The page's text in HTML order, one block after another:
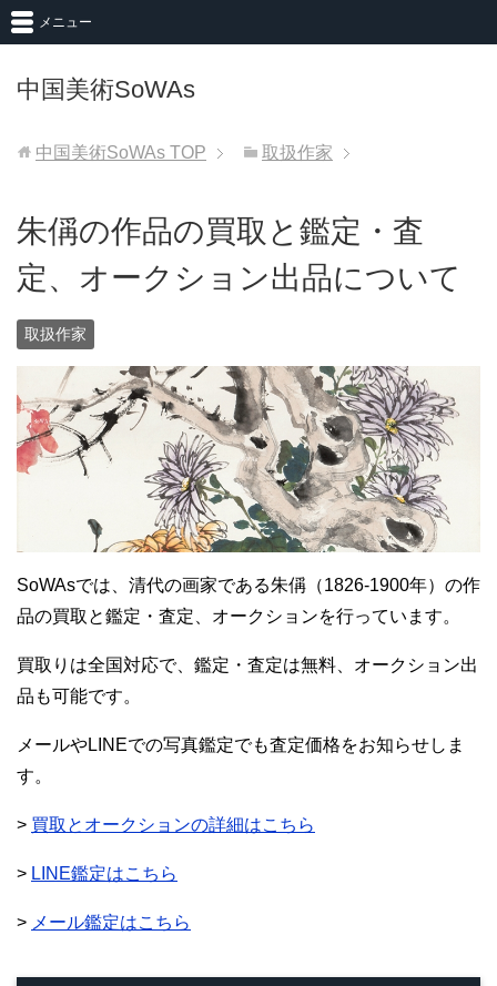
中国美術SoWAs
メニュー
中国美術SoWAs TOP 取扱作家
朱偁の作品の買取と鑑定・査
定、オークション出品について
取扱作家
SoWAsでは、清代の画家である朱偁（1826-1900年）の作
品の買取と鑑定・査定、オークションを行っています。
買取りは全国対応で、鑑定・査定は無料、オークション出
品も可能です。
メールやLINEでの写真鑑定でも査定価格をお知らせしま
す。
> 買取とオークションの詳細はこちら
> LINE鑑定はこちら
> メール鑑定はこちら